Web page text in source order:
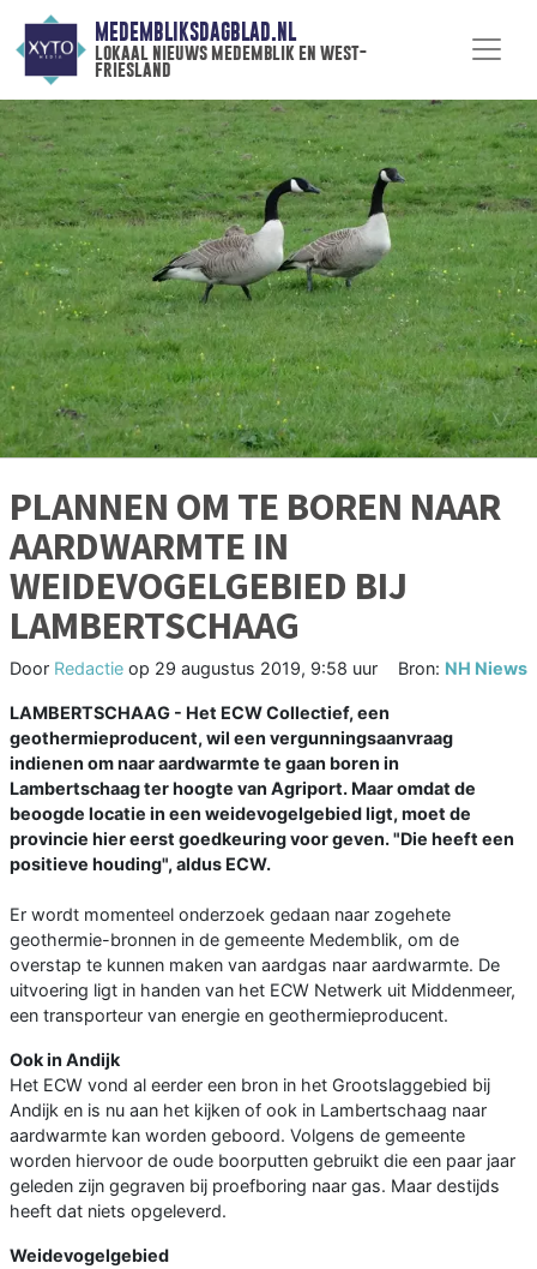
MEDEMBLIKSDAGBLAD.NL
lokaal nieuws medemblik en west-
friesland
PLANNEN OM TE BOREN NAAR
AARDWARMTE IN
WEIDEVOGELGEBIED BIJ
LAMBERTSCHAAG
Door Redactie op 29 augustus 2019, 9:58 uur Bron: NH Niews
LAMBERTSCHAAG - Het ECW Collectief, een
geothermieproducent, wil een vergunningsaanvraag
indienen om naar aardwarmte te gaan boren in
Lambertschaag ter hoogte van Agriport. Maar omdat de
beoogde locatie in een weidevogelgebied ligt, moet de
provincie hier eerst goedkeuring voor geven. "Die heeft een
positieve houding", aldus ECW.
Er wordt momenteel onderzoek gedaan naar zogehete
geothermie-bronnen in de gemeente Medemblik, om de
overstap te kunnen maken van aardgas naar aardwarmte. De
uitvoering ligt in handen van het ECW Netwerk uit Middenmeer,
een transporteur van energie en geothermieproducent.
Ook in Andijk
Het ECW vond al eerder een bron in het Grootslaggebied bij
Andijk en is nu aan het kijken of ook in Lambertschaag naar
aardwarmte kan worden geboord. Volgens de gemeente
worden hiervoor de oude boorputten gebruikt die een paar jaar
geleden zijn gegraven bij proefboring naar gas. Maar destijds
heeft dat niets opgeleverd.
Weidevogelgebied